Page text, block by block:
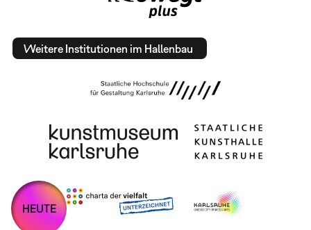
Weitere Institutionen im Hallenbau
HEUTE